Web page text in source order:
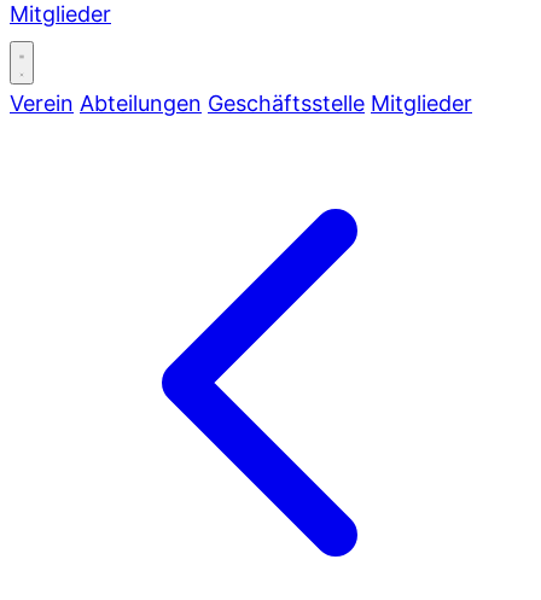
Mitglieder
Verein Abteilungen Geschäftsstelle Mitglieder